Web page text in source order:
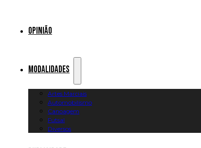
Opinião
Modalidades
Artes Marciais
Automobilismo
Canoagem
Futsal
Diversos